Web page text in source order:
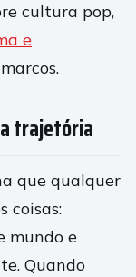
cultura pop,
e
trajetória
que qualquer
coisas:
mundo e
Quando